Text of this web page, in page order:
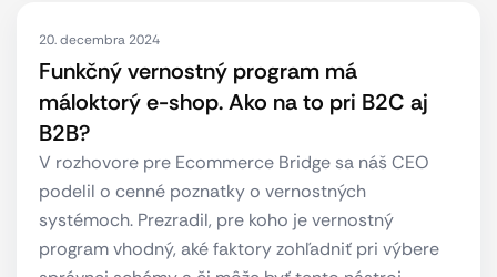
20. decembra 2024
Funkčný vernostný program má
máloktorý e-shop. Ako na to pri B2C aj
B2B?
V rozhovore pre Ecommerce Bridge sa náš CEO
podelil o cenné poznatky o vernostných
systémoch. Prezradil, pre koho je vernostný
program vhodný, aké faktory zohľadniť pri výbere